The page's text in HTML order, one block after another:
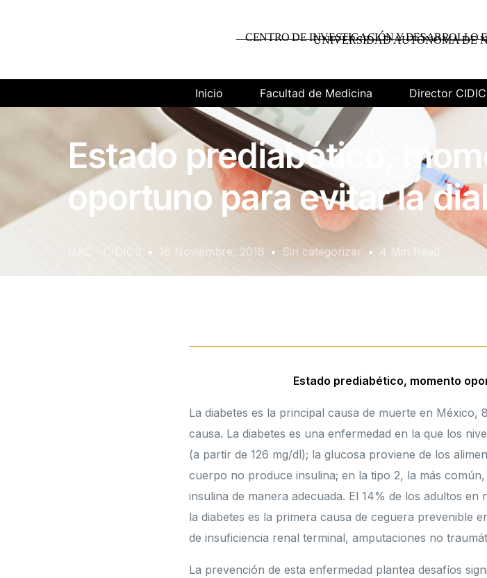
UNIVERSIDAD AUTÓNOMA DE
CENTRO DE INVESTIGACIÓN Y DESARROLLO
Inicio Facultad de Medicina Director
Estado prediabético,
oportuno para evitar la
UAC - CIDICS 16 Noviembre, 2018 Sin categorizar 4 Min Read
Estado prediabético, momento
La diabetes es la principal causa de muerte en México,
causa. La diabetes es una enfermedad en la que los
(a partir de 126 mg/dl); la glucosa proviene de los
cuerpo no produce insulina; en la tipo 2, la más
insulina de manera adecuada. El 14% de los adultos
la diabetes es la primera causa de ceguera prevenible
de insuficiencia renal terminal, amputaciones no
La prevención de esta enfermedad plantea desafíos